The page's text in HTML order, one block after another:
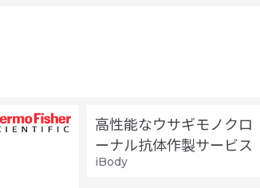
高性能なウサギモノクロ
ーナル抗体作製サービス
iBody